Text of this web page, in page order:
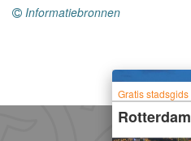
Informatiebronnen
Gratis stadsgids
Rotterdam